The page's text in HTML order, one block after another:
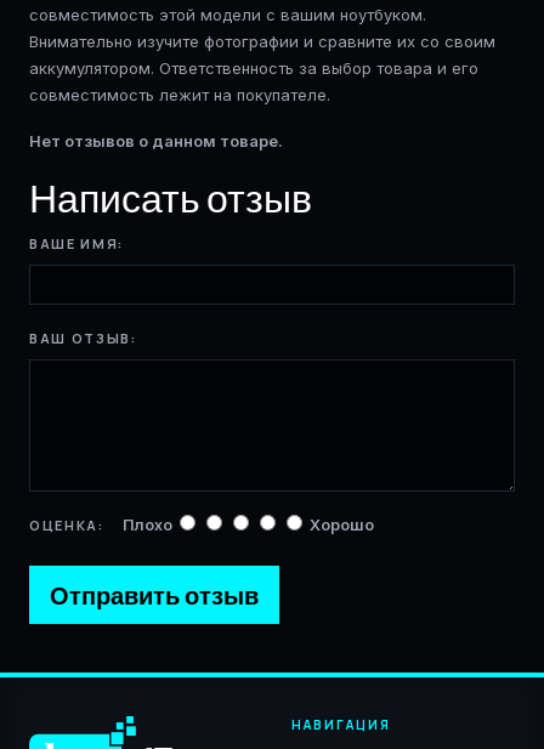
совместимость этой модели с вашим ноутбуком.
Внимательно изучите фотографии и сравните их со своим
аккумулятором. Ответственность за выбор товара и его
совместимость лежит на покупателе.
Нет отзывов о данном товаре.
Написать отзыв
ВАШЕ ИМЯ:
ВАШ ОТЗЫВ:
ОЦЕНКА: Плохо Хорошо
Отправить отзыв
НАВИГАЦИЯ